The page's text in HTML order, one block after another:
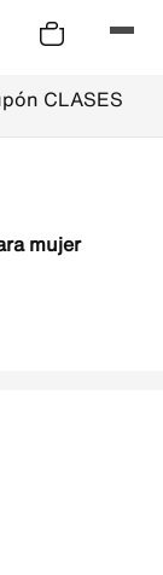
CLASES
mujer